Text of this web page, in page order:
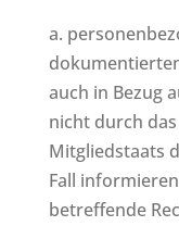
a.
auch in Bezug
nicht durch
Mitgliedstaats
Fall
betreffende